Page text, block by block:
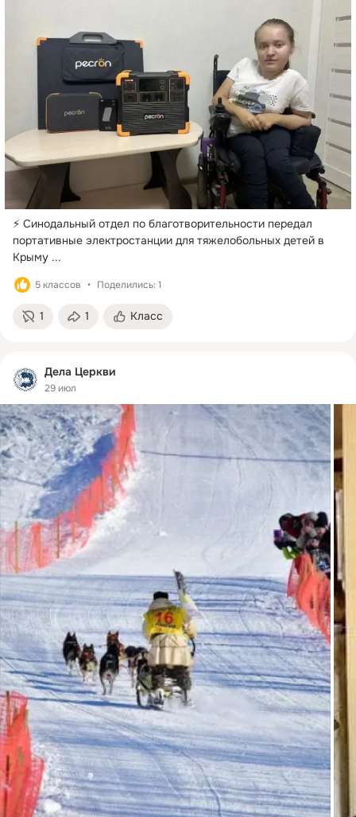
⚡ Синодальный отдел по благотворительности передал
портативные электростанции для тяжелобольных детей в
Крыму ...
5 классов Поделились: 1
1 1 Класс
Дела Церкви
29 июл